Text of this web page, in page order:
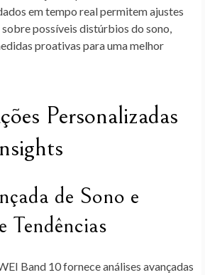
em tempo real permitem ajustes
possíveis distúrbios do sono,
proativas para uma melhor
Personalizadas
de Sono e
Tendências
Band 10 fornece análises avançadas